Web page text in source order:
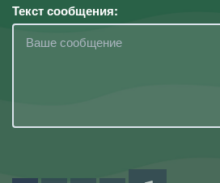
Текст сообщения: